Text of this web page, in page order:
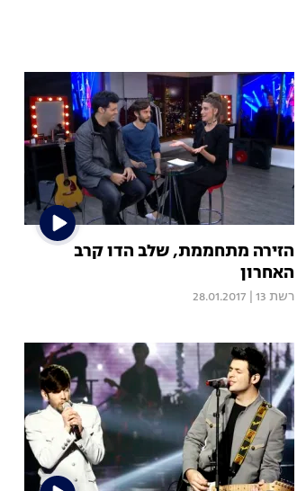
הזירה מתחממת, שלב הדו קרב
האחרון
רשת 13 28.01.2017